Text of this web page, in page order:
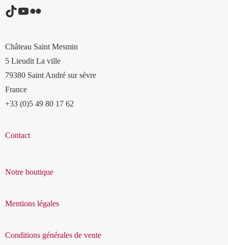
TikTok
YouTube
Flickr
Château Saint Mesmin
5 Lieudit La ville
79380 Saint André sur sèvre
France
+33 (0)5 49 80 17 62
Contact
Notre boutique
Mentions légales
Conditions générales de vente